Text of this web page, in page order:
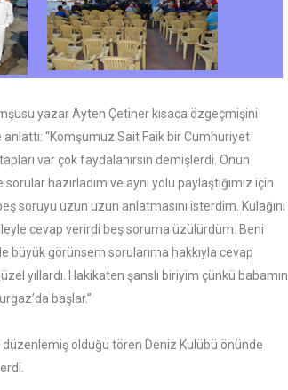
yazar Ayten Çetiner kısaca özgeçmişini
anlattı: “Komşumuz Sait Faik bir Cumhuriyet
var çok faydalanırsın demişlerdi. Onun
hazırladım ve aynı yolu paylaştığımız için
soruyu uzun uzun anlatmasını isterdim. Kulağını
cevap verirdi beş soruma üzülürdüm. Beni
büyük görünsem sorularıma hakkıyla cevap
yıllardı. Hakikaten şanslı biriyim çünkü babamın
başlar.”
düzenlemiş olduğu tören Deniz Kulübü önünde